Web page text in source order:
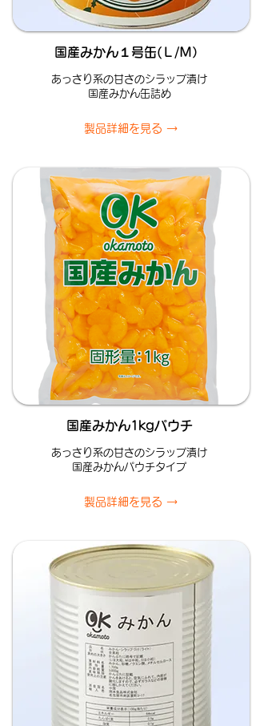
国産みかん１号缶(Ｌ/Ｍ）
あっさり系の甘さのシラップ漬け
国産みかん缶詰め
製品詳細を見る →
国産みかん1kgパウチ
あっさり系の甘さのシラップ漬け
国産みかんパウチタイプ
製品詳細を見る →